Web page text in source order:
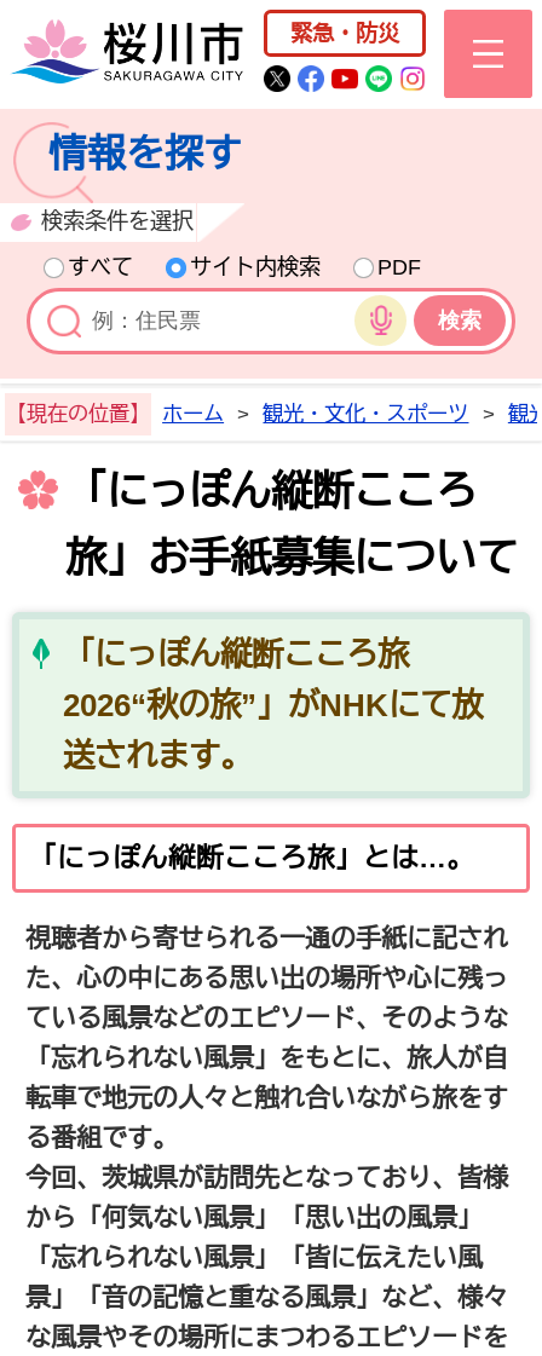
桜川市公式ホー
緊急・防災
桜川市公式Twitter
桜川市公式
桜川市公式
桜川市公式
情報を探す
検索条件を選択
すべて
サイト内検索
PDF
音声検索
【現在の位置】 ホーム > 観光・文化・スポーツ > 観
「にっぽん縦断こころ
旅」お手紙募集について
「にっぽん縦断こころ旅
2026“秋の旅”」がNHKにて放
送されます。
「にっぽん縦断こころ旅」とは…。
視聴者から寄せられる一通の手紙に記され
た、心の中にある思い出の場所や心に残っ
ている風景などのエピソード、そのような
「忘れられない風景」をもとに、旅人が自
転車で地元の人々と触れ合いながら旅をす
る番組です。
今回、茨城県が訪問先となっており、皆様
から「何気ない風景」「思い出の風景」
「忘れられない風景」「皆に伝えたい風
景」「音の記憶と重なる風景」など、様々
な風景やその場所にまつわるエピソードを